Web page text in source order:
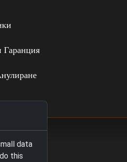
Гаранция
data
this